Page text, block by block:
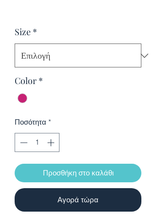
Size *
Color *
Ποσότητα *
Προσθήκη στο καλάθι
Αγορά τώρα